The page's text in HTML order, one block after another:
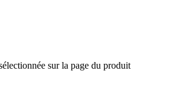
sur la page du produit